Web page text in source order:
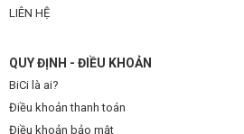
LIÊN HỆ
QUY ĐỊNH - ĐIỀU KHOẢN
BiCi là ai?
Điều khoản thanh toán
Điều khoản bảo mật